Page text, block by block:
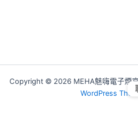
Copyright © 2026 MEHA魅嗨電子煙
WordPress